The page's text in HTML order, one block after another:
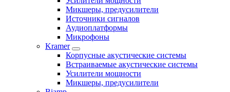
Микшеры, предусилители
Источники сигналов
Аудиоплатформы
Микрофоны
Kramer
Корпусные акустические системы
Встраиваемые акустические системы
Усилители мощности
Микшеры, предусилители